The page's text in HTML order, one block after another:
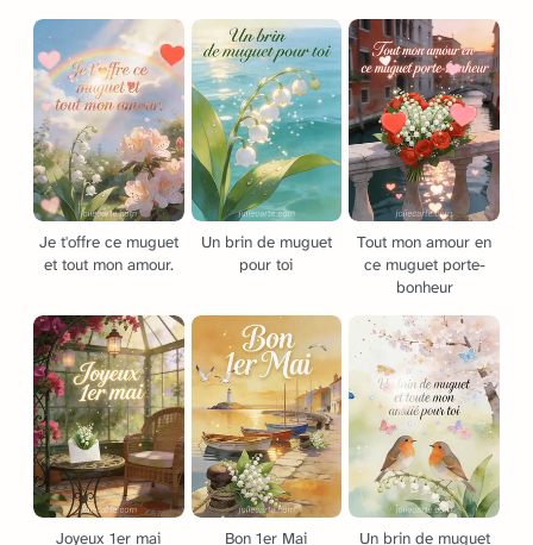
Je t'offre ce muguet
et tout mon amour.
Un brin de muguet
pour toi
Tout mon amour en
ce muguet porte-
bonheur
Joyeux 1er mai Bon 1er Mai
Un brin de muguet